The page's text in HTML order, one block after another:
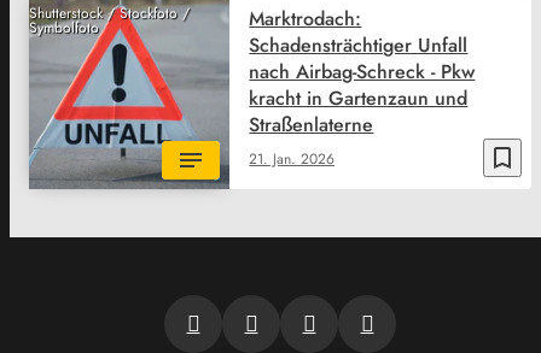
Shutterstock / Stockfoto /
Symbolfoto
bookmark_border
21. Jan. 2026
Marktrodach:
Schadensträchtiger Unfall
nach Airbag-Schreck - Pkw
kracht in Gartenzaun und
Straßenlaterne